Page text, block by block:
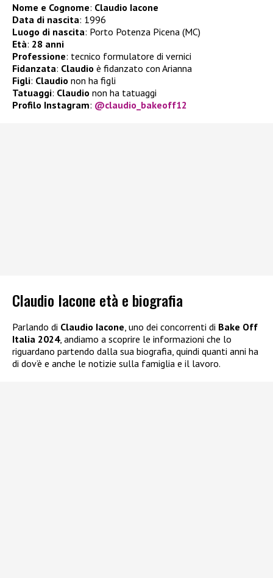
Nome e Cognome: Claudio Iacone
Data di nascita: 1996
Luogo di nascita: Porto Potenza Picena (MC)
Età: 28 anni
Professione: tecnico formulatore di vernici
Fidanzata: Claudio è fidanzato con Arianna
Figli: Claudio non ha figli
Tatuaggi: Claudio non ha tatuaggi
Profilo Instagram: @claudio_bakeoff12
Claudio Iacone età e biografia
Parlando di Claudio Iacone, uno dei concorrenti di Bake Off
Italia 2024, andiamo a scoprire le informazioni che lo
riguardano partendo dalla sua biografia, quindi quanti anni ha
di dov’è e anche le notizie sulla famiglia e il lavoro.